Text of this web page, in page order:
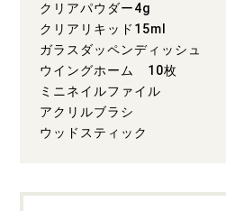
クリアパウダー4g
クリアリキッド15ml
ガラスダッペンディッシュ
ウイングホーム 10枚
ミニネイルファイル
アクリルブラシ
ウッドスティック